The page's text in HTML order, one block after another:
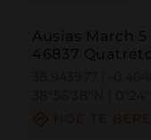
Ausias March 5
46837